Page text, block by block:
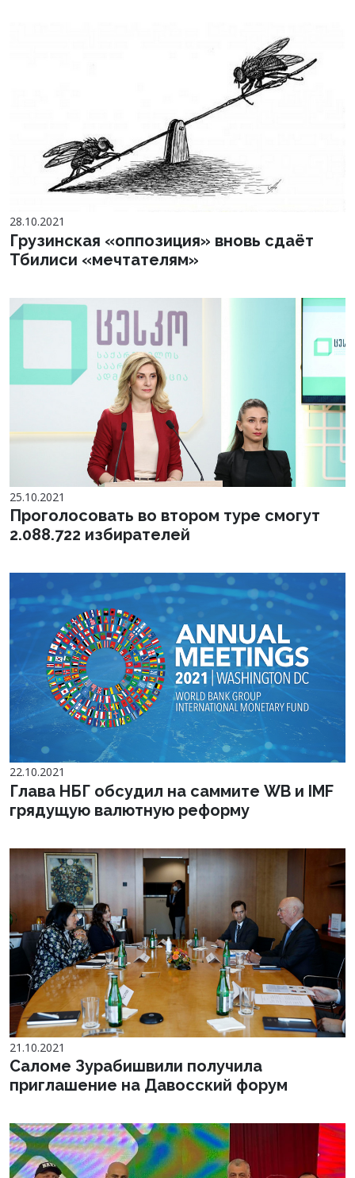
28.10.2021
Грузинская «оппозиция» вновь сдаёт
Тбилиси «мечтателям»
25.10.2021
Проголосовать во втором туре смогут
2.088.722 избирателей
22.10.2021
Глава НБГ обсудил на саммите WB и IMF
грядущую валютную реформу
21.10.2021
Саломе Зурабишвили получила
приглашение на Давосский форум